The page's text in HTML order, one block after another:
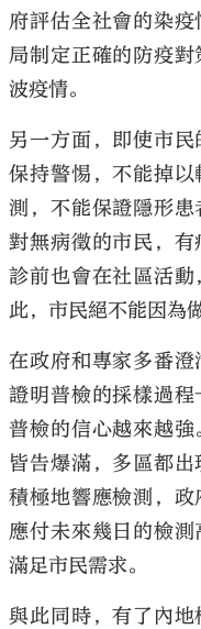
府評估全社會的染
局制定正確的防疫
波疫情。
另一方面，即使市
保持警惕，不能掉
測，不能保證隱形
對無病徵的市民，
診前也會在社區活
此，市民絕不能因為
在政府和專家多番澄
證明普檢的採樣過
普檢的信心越來越
皆告爆滿，多區都
積極地響應檢測，政
應付未來幾日的檢測
滿足市民需求。
與此同時，有了內